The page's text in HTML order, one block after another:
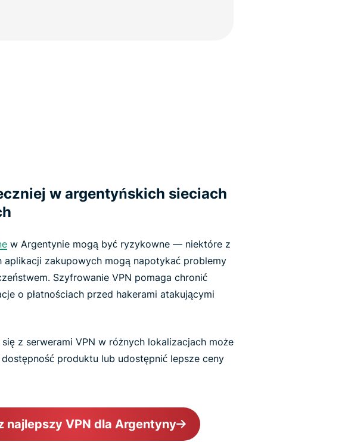
w argentyńskich sieciach
w Argentynie mogą być ryzykowne — niektóre z
aplikacji zakupowych mogą napotykać problemy
Szyfrowanie VPN pomaga chronić
o płatnościach przed hakerami atakującymi
się z serwerami VPN w różnych lokalizacjach może
produktu lub udostępnić lepsze ceny
najlepszy VPN dla Argentyny